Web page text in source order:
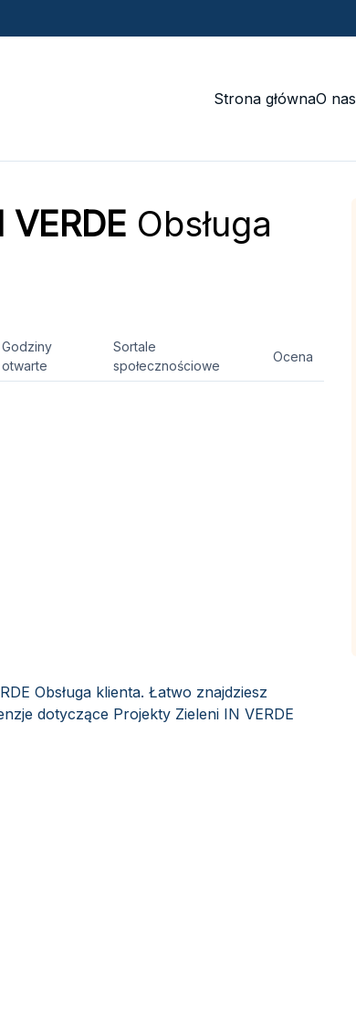
Strona głównaO nas
Obsługa
Godziny
otwarte
Sortale
społecznościowe
Ocena
Obsługa klienta. Łatwo znajdziesz
dotyczące Projekty Zieleni IN VERDE